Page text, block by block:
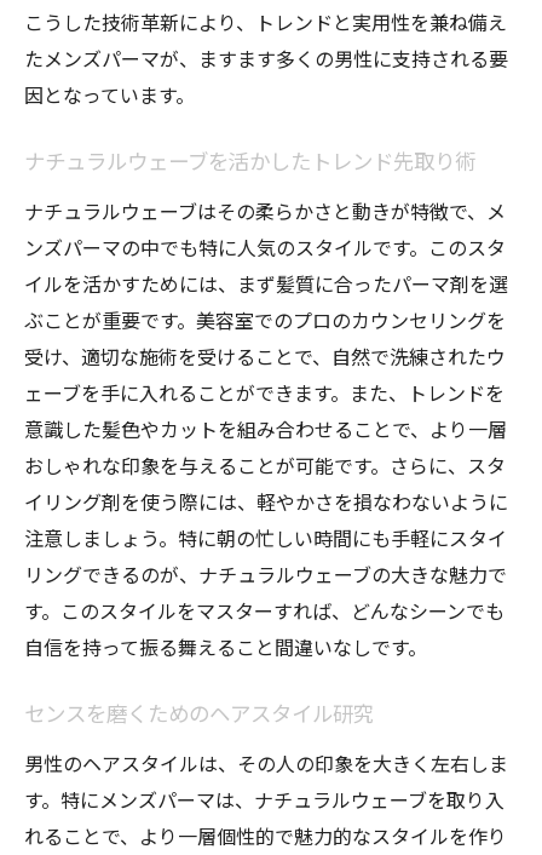
こうした技術革新により、トレンドと実用性を兼ね備え
たメンズパーマが、ますます多くの男性に支持される要
因となっています。
ナチュラルウェーブを活かしたトレンド先取り術
ナチュラルウェーブはその柔らかさと動きが特徴で、メ
ンズパーマの中でも特に人気のスタイルです。このスタ
イルを活かすためには、まず髪質に合ったパーマ剤を選
ぶことが重要です。美容室でのプロのカウンセリングを
受け、適切な施術を受けることで、自然で洗練されたウ
ェーブを手に入れることができます。また、トレンドを
意識した髪色やカットを組み合わせることで、より一層
おしゃれな印象を与えることが可能です。さらに、スタ
イリング剤を使う際には、軽やかさを損なわないように
注意しましょう。特に朝の忙しい時間にも手軽にスタイ
リングできるのが、ナチュラルウェーブの大きな魅力で
す。このスタイルをマスターすれば、どんなシーンでも
自信を持って振る舞えること間違いなしです。
センスを磨くためのヘアスタイル研究
男性のヘアスタイルは、その人の印象を大きく左右しま
す。特にメンズパーマは、ナチュラルウェーブを取り入
れることで、より一層個性的で魅力的なスタイルを作り